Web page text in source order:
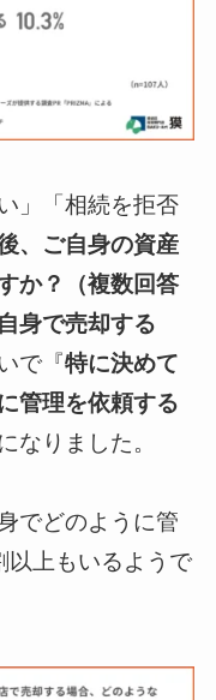
」「相続を拒否
、ご自身の資産
か？（複数回答
自身で売却する
で『特に決めて
管理を依頼する
なりました。
でどのように管
以上もいるようで